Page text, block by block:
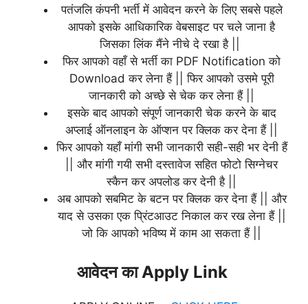
पतंजलि कंपनी भर्ती में आवेदन करने के लिए सबसे पहले
आपको इसके आधिकारिक वेबसाइट पर चले जाना है
जिसका लिंक मैंने नीचे दे रखा है ||
फिर आपको वहाँ से भर्ती का PDF Notification को
Download कर लेना हैं || फिर आपको उसमे पूरी
जानकारी को अच्छे से चेक कर लेना हैं ||
इसके बाद आपको संपूर्ण जानकारी चेक करने के बाद
अप्लाई ऑनलाइन के ऑप्शन पर क्लिक कर देना हैं ||
फिर आपको यहाँ मांगी सभी जानकारी सही-सही भर देनी हैं
|| और मांगी गयी सभी दस्तावेज सहित फोटो सिग्नेचर
स्कैन कर अपलोड कर देनी है ||
अब आपको सबमिट के बटन पर क्लिक कर देना हैं || और
याद से उसका एक प्रिंटआउट निकाल कर रख लेना हैं ||
जो कि आपको भविष्य में काम आ सकता हैं ||
आवेदन का Apply Link